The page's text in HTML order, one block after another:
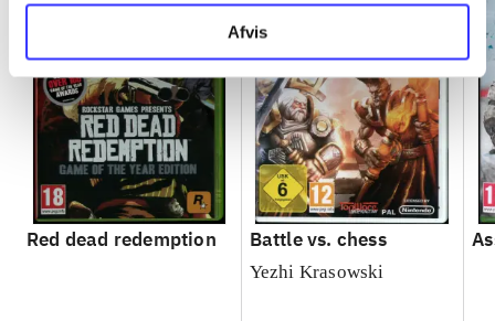
Afvis
Red dead redemption Battle vs. chess
Yezhi Krasowski